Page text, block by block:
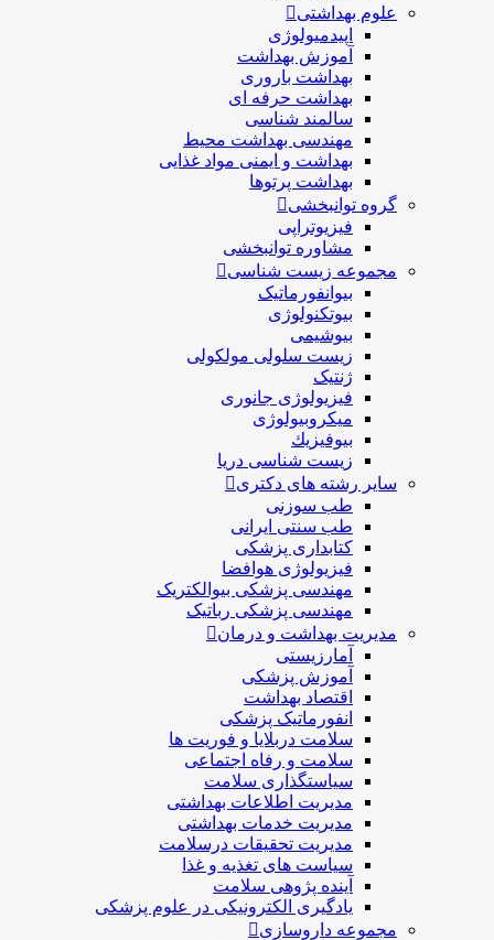
علوم بهداشتی
اپیدمیولوژی
آموزش بهداشت
بهداشت باروری
بهداشت حرفه ای
سالمند شناسی
مهندسی بهداشت محيط
بهداشت و ایمنی مواد غذایی
بهداشت پرتوها
گروه توانبخشی
فیزیوتراپی
مشاوره توانبخشی
مجموعه زیست شناسی
بیوانفورماتیک
بیوتکنولوژی
بیوشیمی
زیست سلولی مولکولی
ژنتیک
فیزیولوژی جانوری
میکروبیولوژی
بيوفيزيك
زیست شناسی دریا
سایر رشته های دکتری
طب سوزنی
طب سنتی ایرانی
کتابداری پزشکی
فیزیولوژی هوافضا
مهندسی پزشکی بیوالکتریک
مهندسی پزشکی رباتیک
مدیریت بهداشت و درمان
آمارزیستی
آموزش پزشکی
اقتصاد بهداشت
انفورماتیک پزشکی
سلامت دربلايا و فوريت ها
سلامت و رفاه اجتماعی
سیاستگذاری سلامت
مدیریت اطلاعات بهداشتی
مدیریت خدمات بهداشتی
مدیریت تحقیقات درسلامت
سیاست های تغذیه و غذا
آینده پژوهی سلامت
یادگیری الکترونیکی در علوم پزشکی
مجموعه داروسازی